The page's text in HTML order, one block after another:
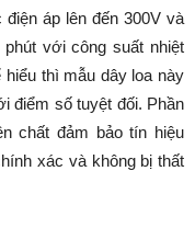
áp lên đến 300V và
với công suất nhiệt
thì mẫu dây loa này
điểm số tuyệt đối. Phần
chất đảm bảo tín hiệu
xác và không bị thất